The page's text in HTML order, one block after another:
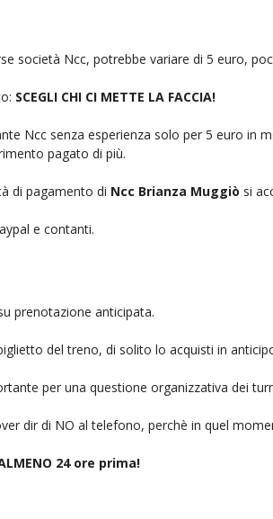
società Ncc, potrebbe variare di 5 euro,
SCEGLI CHI CI METTE LA FACCIA!
Ncc senza esperienza solo per 5 euro in
pagato di più.
di pagamento di Ncc Brianza Muggiò si
e contanti.
prenotazione anticipata.
del treno, di solito lo acquisti in
per una questione organizzativa dei
dir di NO al telefono, perchè in quel
24 ore prima!